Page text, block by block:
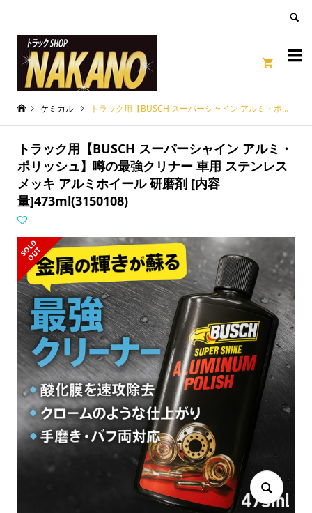


ケミカル トラック用【BUSCH スーパーシャイン アルミ・ポリッシュ】噂の最強クリナー 車用 ステンレス メッキ アルミホイール 研磨剤 [内容量]473ml(3150108)
トラック用【BUSCH スーパーシャイン アルミ・
ポリッシュ】噂の最強クリナー 車用 ステンレス
メッキ アルミホイール 研磨剤 [内容
量]473ml(3150108)
S
O
L
D
O
U
T